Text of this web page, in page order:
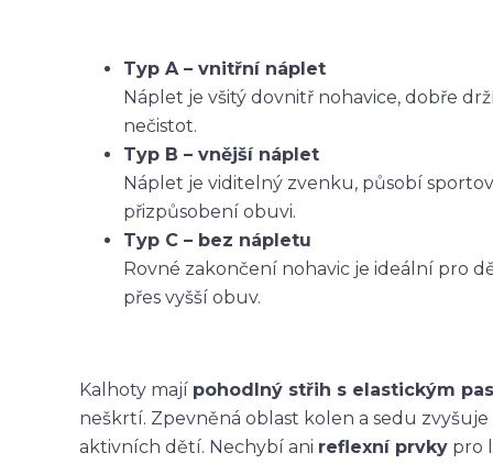
Typ A – vnitřní náplet
Náplet je všitý dovnitř nohavice, dobře
nečistot.
Typ B – vnější náplet
Náplet je viditelný zvenku, působí
přizpůsobení obuvi.
Typ C – bez nápletu
Rovné zakončení nohavic je ideální pro
přes vyšší obuv.
Kalhoty mají pohodlný střih s elastickým
neškrtí. Zpevněná oblast kolen a sedu
aktivních dětí. Nechybí ani reflexní prvky pro